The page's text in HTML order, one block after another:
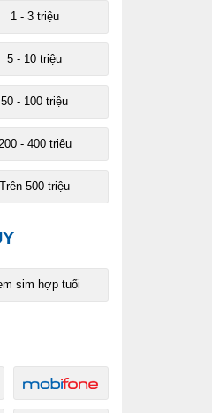
1 - 3 triệu
5 - 10 triệu
50 - 100 triệu
- 400 triệu
Trên 500 triệu
sim hợp tuổi